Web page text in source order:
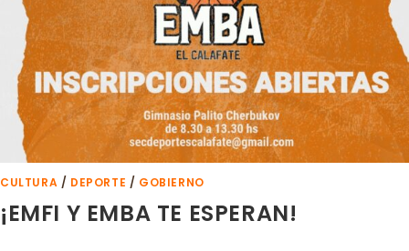
CULTURA / DEPORTE / GOBIERNO
¡EMFI Y EMBA TE ESPERAN!